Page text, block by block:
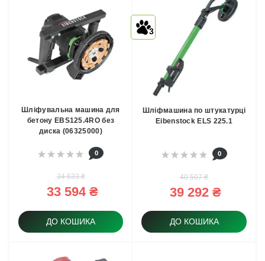
Шліфувальна машина для
бетону EBS125.4RO без
диска (06325000)
0
34 633 ₴
33 594 ₴
ДО КОШИКА
3
Шліфмашина по штукатурці
Eibenstock ELS 225.1
0
40 507 ₴
39 292 ₴
ДО КОШИКА